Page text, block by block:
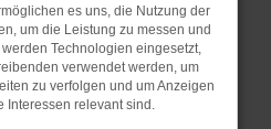
dein Browser und dein
dem neuesten Stand
nicht nur ein
kann auch dazu
es uns, die Nutzung der
um die Leistung zu messen und
Technologien eingesetzt,
verwendet werden, um
zu verfolgen und um Anzeigen
Interessen relevant sind.